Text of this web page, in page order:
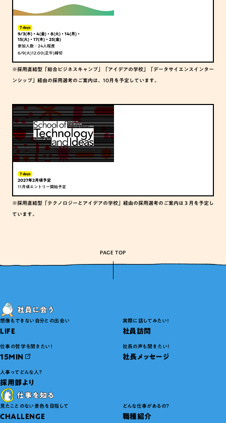
7 days
9/3(木)・4(金)・8(火)・14(月)・
15(火)・17(木)・25(金)
参加人数：24人程度
6/9(火)12:00(正午)締切
※採用直結型 「総合ビジネスキャンプ」「アイデアの学校」「データサイエンスインター
ンシップ」 経由の採用選考のご案内は、10月を予定しています。
7 days
2027年2月頃予定
11月頃エントリー開始予定
※採用直結型 「テクノロジーとアイデアの学校」 経由の採用選考のご案内は３月を予定し
ています。
PAGE TOP
想像もできない自分との出会い
LIFE
実際に話してみたい！
社員訪問
仕事の哲学を聞きたい！
15MIN
社長の声も聞きたい！
社長メッセージ
人事ってどんな人？
採用部より
見たことのない景色を目指して
CHALLENGE
どんな仕事があるの？
職種紹介